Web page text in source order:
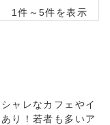
1件～5件を表示
ャレなカフェやイ
り！若者も多いア